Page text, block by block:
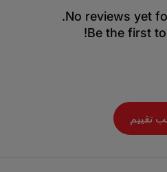
No reviews yet
Be the first
تقييم